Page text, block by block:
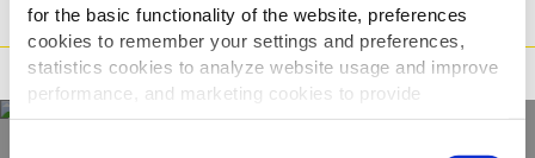
for the basic functionality of the website, preferences
cookies to remember your settings and preferences,
statistics cookies to analyze website usage and improve
performance, and marketing cookies to provide
personalized content and advertising.
Modes de cuisson
Certifications